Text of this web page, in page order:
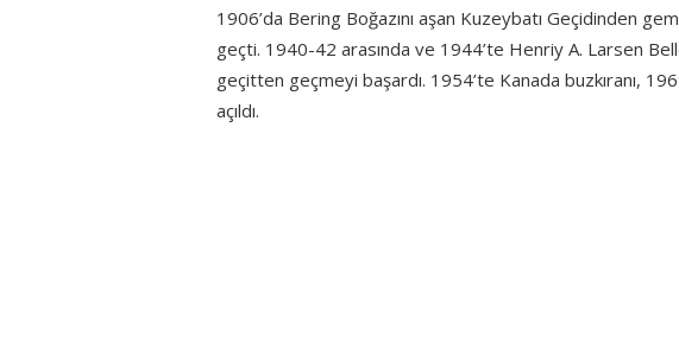
1906’da Bering Boğazını aşan Kuzeybatı Geçidinden
geçti. 1940-42 arasında ve 1944’te Henriy A. Larsen
geçitten geçmeyi başardı. 1954’te Kanada buzkıranı,
açıldı.